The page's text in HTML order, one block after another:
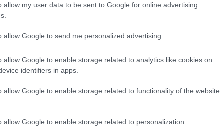
allow my user data to be sent to Google for online advertising
allow Google to send me personalized advertising.
allow Google to enable storage related to analytics like cookies on
identifiers in apps.
allow Google to enable storage related to functionality of the website
allow Google to enable storage related to personalization.